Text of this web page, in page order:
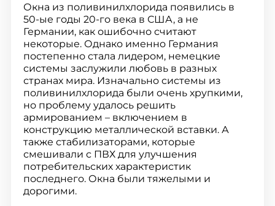
Окна из поливинилхлорида появились в
50-ые годы 20-го века в США, а не
Германии, как ошибочно считают
некоторые. Однако именно Германия
постепенно стала лидером, немецкие
системы заслужили любовь в разных
странах мира. Изначально системы из
поливинилхлорида были очень хрупкими,
но проблему удалось решить
армированием – включением в
конструкцию металлической вставки. А
также стабилизаторами, которые
смешивали с ПВХ для улучшения
потребительских характеристик
последнего. Окна были тяжелыми и
дорогими.